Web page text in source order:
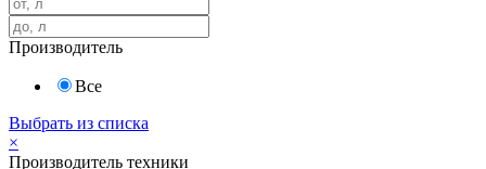
Производитель
Все
Выбрать из списка
×
Производитель техники